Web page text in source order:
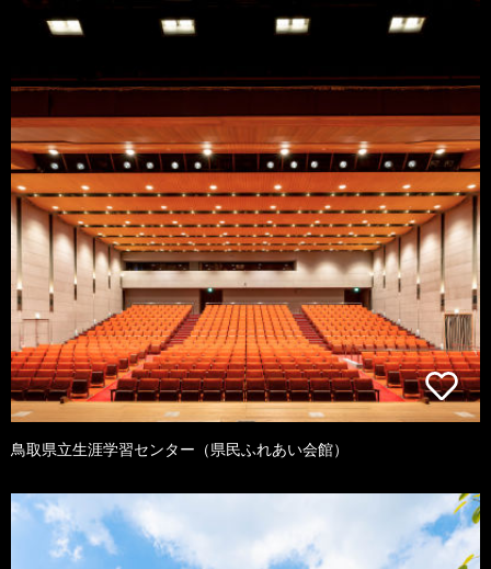
鳥取県立生涯学習センター（県民ふれあい会館）